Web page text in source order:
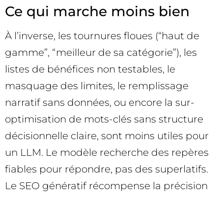
Ce qui marche moins bien
À l’inverse, les tournures floues (“haut de
gamme”, “meilleur de sa catégorie”), les
listes de bénéfices non testables, le
masquage des limites, le remplissage
narratif sans données, ou encore la sur-
optimisation de mots-clés sans structure
décisionnelle claire, sont moins utiles pour
un LLM. Le modèle recherche des repères
fiables pour répondre, pas des superlatifs.
Le SEO génératif récompense la précision